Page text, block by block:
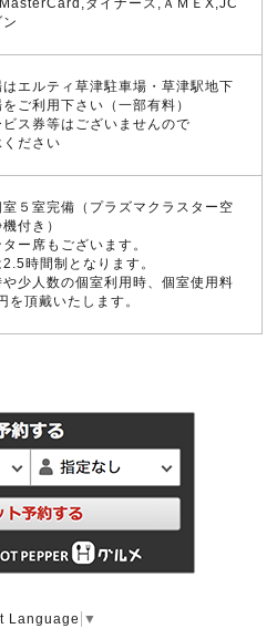
ダイナース,ＡＭＥX,JC
エルティ草津駐車場・草津駅地下
ご利用下さい（一部有料）
ス券等はございませんので
ください
室５室完備（プラズマクラスター空
付き）
ー席もございます。
時間制となります。
や少人数の個室利用時、個室使用料
を頂戴いたします。
Language ▼